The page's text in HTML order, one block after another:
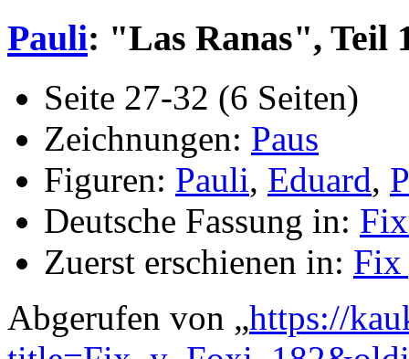
Pauli: "Las Ranas", Teil
Seite 27-32 (6 Seiten)
Zeichnungen: Paus
Figuren: Pauli, Eduard,
Deutsche Fassung in:
Zuerst erschienen in: Fix
Abgerufen von „https://